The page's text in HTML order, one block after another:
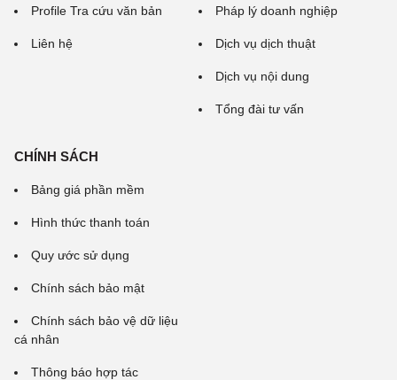
Profile Tra cứu văn bản
Liên hệ
Pháp lý doanh nghiệp
Dịch vụ dịch thuật
Dịch vụ nội dung
Tổng đài tư vấn
CHÍNH SÁCH
Bảng giá phần mềm
Hình thức thanh toán
Quy ước sử dụng
Chính sách bảo mật
Chính sách bảo vệ dữ liệu
cá nhân
Thông báo hợp tác